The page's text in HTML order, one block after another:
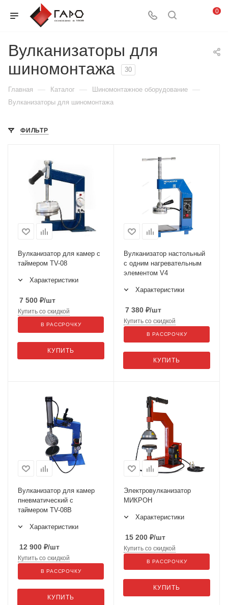
0
Вулканизаторы для
шиномонтажа
30
Главная — Каталог — Шиномонтажное оборудование —
Вулканизаторы для шиномонтажа
ФИЛЬТР
Вулканизатор для камер с
таймером TV-08
Характеристики
7 500 ₽/шт
КУПИТЬ
Купить со скидкой
В РАССРОЧКУ
Вулканизатор настольный
с одним нагревательным
элементом V4
Характеристики
7 380 ₽/шт
КУПИТЬ
Купить со скидкой
В РАССРОЧКУ
Вулканизатор для камер
пневматический с
таймером TV-08B
Характеристики
12 900 ₽/шт
КУПИТЬ
Купить со скидкой
В РАССРОЧКУ
Электровулканизатор
МИКРОН
Характеристики
15 200 ₽/шт
КУПИТЬ
Купить со скидкой
В РАССРОЧКУ